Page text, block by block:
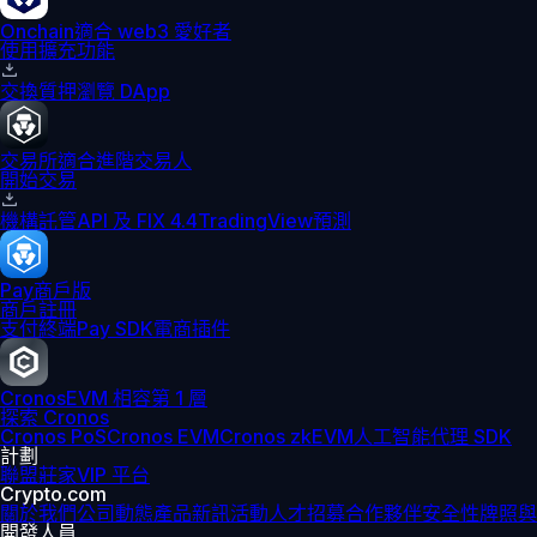
Onchain適合 web3 愛好者
使用擴充功能
交換質押瀏覽 DApp
交易所適合進階交易人
開始交易
機構託管API 及 FIX 4.4TradingView預測
Pay商戶版
商戶註冊
支付終端Pay SDK電商插件
CronosEVM 相容第 1 層
探索 Cronos
Cronos PoSCronos EVMCronos zkEVM人工智能代理 SDK
計劃
聯盟莊家VIP 平台
Crypto.com
關於我們公司動態產品新訊活動人才招募合作夥伴安全性牌照
開發人員